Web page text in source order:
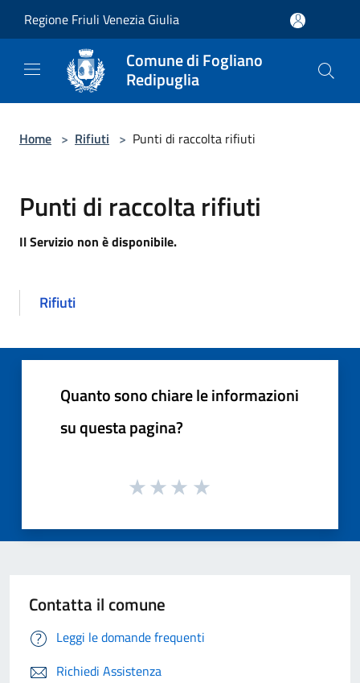
Regione Friuli Venezia Giulia
Comune di Fogliano
Redipuglia
Home > Rifiuti > Punti di raccolta rifiuti
Punti di raccolta rifiuti
Il Servizio non è disponibile.
Rifiuti
Quanto sono chiare le informazioni
su questa pagina?
Contatta il comune
Leggi le domande frequenti
Richiedi Assistenza